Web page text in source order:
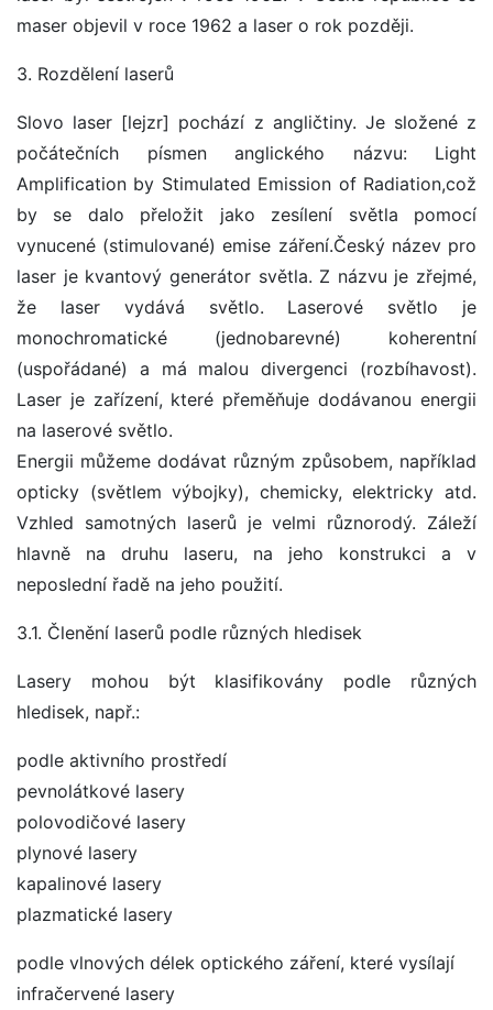
maser objevil v roce 1962 a laser o rok později.
3. Rozdělení laserů
Slovo laser [lejzr] pochází z angličtiny. Je složené z
počátečních písmen anglického názvu: Light
Amplification by Stimulated Emission of Radiation,což
by se dalo přeložit jako zesílení světla pomocí
vynucené (stimulované) emise záření.Český název pro
laser je kvantový generátor světla. Z názvu je zřejmé,
že laser vydává světlo. Laserové světlo je
monochromatické (jednobarevné) koherentní
(uspořádané) a má malou divergenci (rozbíhavost).
Laser je zařízení, které přeměňuje dodávanou energii
na laserové světlo.
Energii můžeme dodávat různým způsobem, například
opticky (světlem výbojky), chemicky, elektricky atd.
Vzhled samotných laserů je velmi různorodý. Záleží
hlavně na druhu laseru, na jeho konstrukci a v
neposlední řadě na jeho použití.
3.1. Členění laserů podle různých hledisek
Lasery mohou být klasifikovány podle různých
hledisek, např.:
podle aktivního prostředí
pevnolátkové lasery
polovodičové lasery
plynové lasery
kapalinové lasery
plazmatické lasery
podle vlnových délek optického záření, které vysílají
infračervené lasery